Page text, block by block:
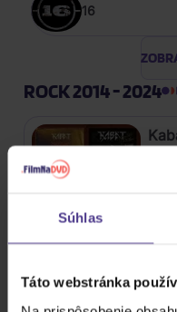
Súhlas
Táto webstránka
16
ROCK 2014 - 2024